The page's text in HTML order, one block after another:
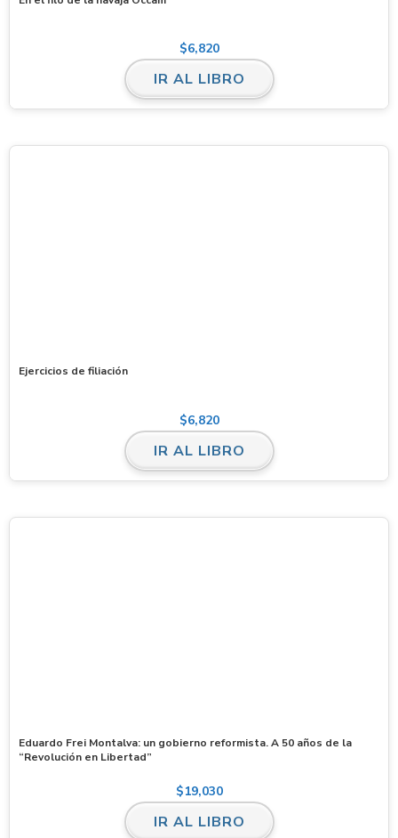
$6,820
IR AL LIBRO
Ejercicios de filiación
$6,820
IR AL LIBRO
Eduardo Frei Montalva: un gobierno reformista. A 50 años de la
“Revolución en Libertad”
$19,030
IR AL LIBRO